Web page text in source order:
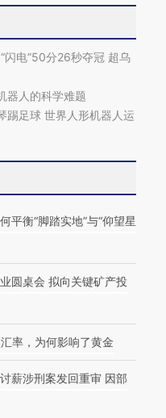
闪电”50分26秒夺冠 超乌
器人的科学难题
踢足球 世界人形机器人运
平衡“脚踏实地”与“仰望星
圆桌会 拟向关键矿产投
率，为何影响了黄金
薪涉刑案发回重审 因部